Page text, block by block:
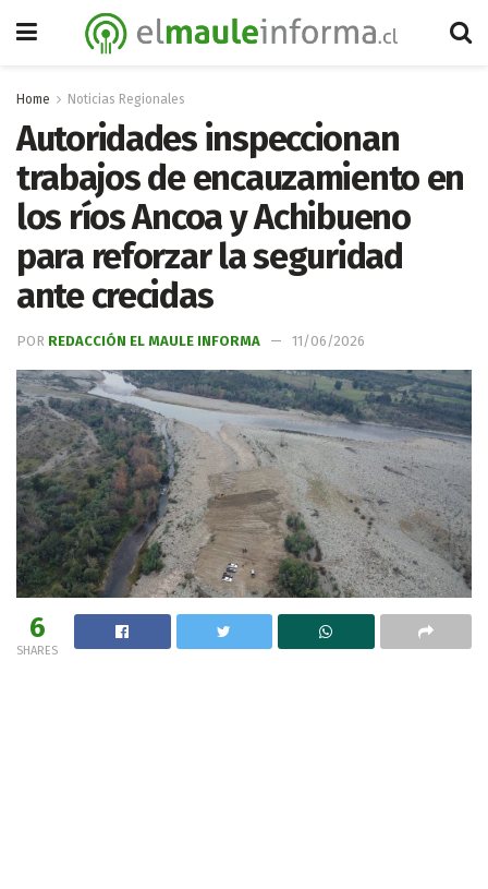
Home Noticias Regionales
Autoridades inspeccionan
trabajos de encauzamiento en
los ríos Ancoa y Achibueno
para reforzar la seguridad
ante crecidas
POR REDACCIÓN EL MAULE INFORMA 11/06/2026
6
SHARES